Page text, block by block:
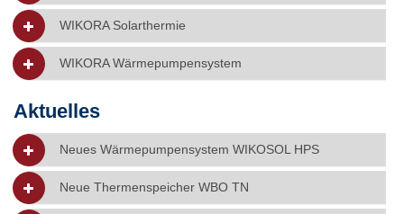
WIKORA Solarthermie
WIKORA Wärmepumpensystem
Aktuelles
Neues Wärmepumpensystem WIKOSOL HPS
Neue Thermenspeicher WBO TN